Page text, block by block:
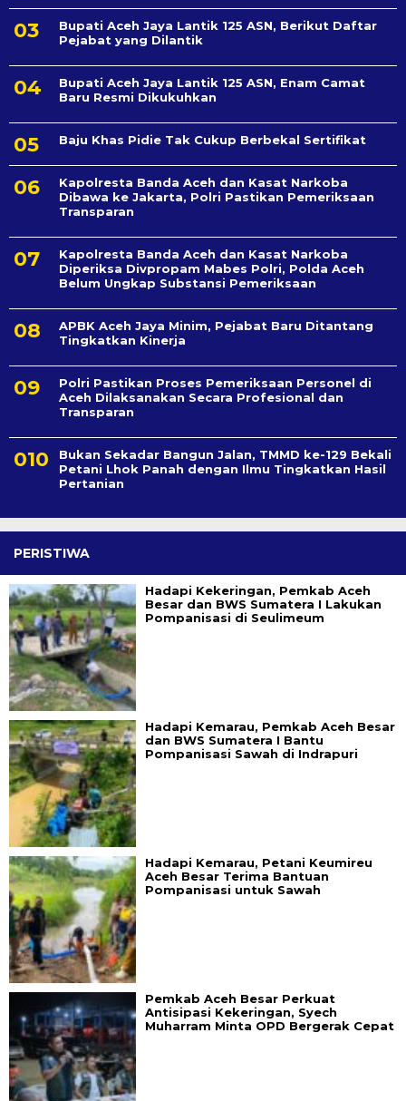
Bupati Aceh Jaya Lantik 125 ASN, Berikut Daftar
Pejabat yang Dilantik
Bupati Aceh Jaya Lantik 125 ASN, Enam Camat
Baru Resmi Dikukuhkan
Baju Khas Pidie Tak Cukup Berbekal Sertifikat
Kapolresta Banda Aceh dan Kasat Narkoba
Dibawa ke Jakarta, Polri Pastikan Pemeriksaan
Transparan
Kapolresta Banda Aceh dan Kasat Narkoba
Diperiksa Divpropam Mabes Polri, Polda Aceh
Belum Ungkap Substansi Pemeriksaan
APBK Aceh Jaya Minim, Pejabat Baru Ditantang
Tingkatkan Kinerja
Polri Pastikan Proses Pemeriksaan Personel di
Aceh Dilaksanakan Secara Profesional dan
Transparan
Bukan Sekadar Bangun Jalan, TMMD ke-129 Bekali
Petani Lhok Panah dengan Ilmu Tingkatkan Hasil
Pertanian
PERISTIWA
Hadapi Kekeringan, Pemkab Aceh
Besar dan BWS Sumatera I Lakukan
Pompanisasi di Seulimeum
Hadapi Kemarau, Pemkab Aceh Besar
dan BWS Sumatera I Bantu
Pompanisasi Sawah di Indrapuri
Hadapi Kemarau, Petani Keumireu
Aceh Besar Terima Bantuan
Pompanisasi untuk Sawah
Pemkab Aceh Besar Perkuat
Antisipasi Kekeringan, Syech
Muharram Minta OPD Bergerak Cepat